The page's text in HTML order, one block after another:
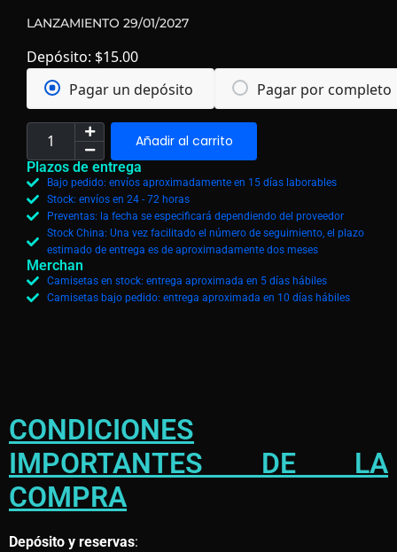
LANZAMIENTO 29/01/2027
Depósito: $15.00
Pagar por completo
Pagar un depósito
Añadir al carrito
Plazos de entrega
Bajo pedido: envíos aproximadamente en 15 días laborables
Stock: envíos en 24 - 72 horas
Preventas: la fecha se especificará dependiendo del proveedor
Stock China: Una vez facilitado el número de seguimiento, el plazo
estimado de entrega es de aproximadamente dos meses
Merchan
Camisetas en stock: entrega aproximada en 5 días hábiles
Camisetas bajo pedido: entrega aproximada en 10 días hábiles
CONDICIONES
IMPORTANTES DE LA
COMPRA
Depósito y reservas: